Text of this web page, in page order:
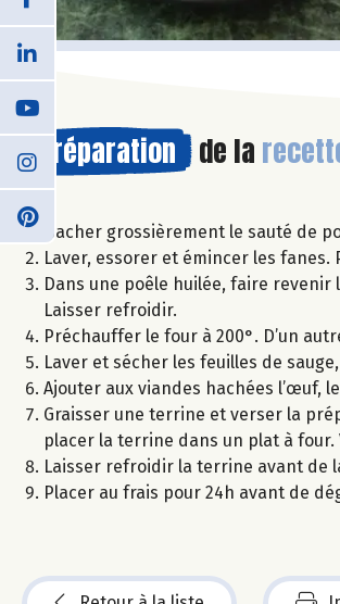
Préparation de la
Hacher grossièrement le sauté de
Laver, essorer et émincer les fanes.
Dans une poêle huilée, faire revenir
Laisser refroidir.
Préchauffer le four à 200°. D’un
Laver et sécher les feuilles de
Ajouter aux viandes hachées l’œuf,
Graisser une terrine et verser la
placer la terrine dans un plat à
Laisser refroidir la terrine avant de
Placer au frais pour 24h avant de